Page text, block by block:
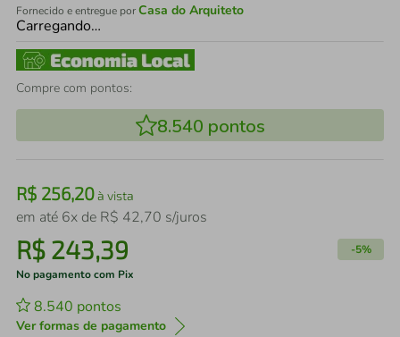
Fornecido e entregue porCasa do Arquiteto
Carregando…
Compre com pontos:
8.540 pontos
R$ 256,20à vista
em até 6x de R$ 42,70 s/juros
R$ 243,39 -5%
No pagamento com Pix
8.540 pontos
Ver formas de pagamento